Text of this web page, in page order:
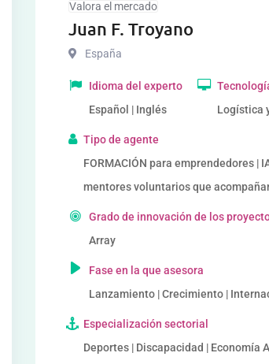
Valora el mercado
Juan F. Troyano
España
Idioma del experto
Español | Inglés
Logística
Tipo de agente
FORMACIÓN para emprendedores |
mentores voluntarios que acompañan.
Grado de innovación de los
Array
Fase en la que asesora
Lanzamiento | Crecimiento |
Especialización sectorial
Deportes | Discapacidad | Economía